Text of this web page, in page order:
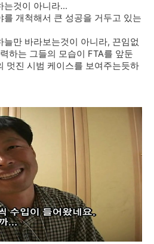
는것이 아니라...
를 개척해서 큰 성공을 거두고 있는
만 바라보는것이 아니라, 끈임없
하는 그들의 모습이 FTA를 앞둔
멋진 시범 케이스를 보여주는듯하